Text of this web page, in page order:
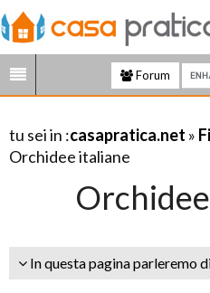
Forum
tu sei in :casapratica.net »
Orchidee italiane
In questa pagina parleremo